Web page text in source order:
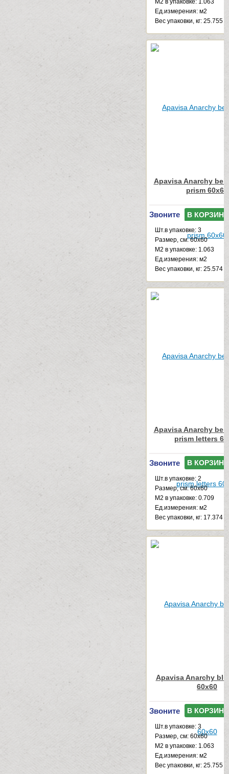
М2 в упаковке: 1.063
Ед.измерения: м2
Веc упаковки, кг: 25.755
Apavisa Anarchy
prism 60x60
Звоните В КОРЗИНУ
Шт.в упаковке: 3
Размер, см: 60x60
М2 в упаковке: 1.063
Ед.измерения: м2
Веc упаковки, кг: 25.574
Apavisa Anarchy
prism letters
Звоните В КОРЗИНУ
Шт.в упаковке: 2
Размер, см: 60x60
М2 в упаковке: 0.709
Ед.измерения: м2
Веc упаковки, кг: 17.374
Apavisa Anarchy
60x60
Звоните В КОРЗИНУ
Шт.в упаковке: 3
Размер, см: 60x60
М2 в упаковке: 1.063
Ед.измерения: м2
Веc упаковки, кг: 25.755